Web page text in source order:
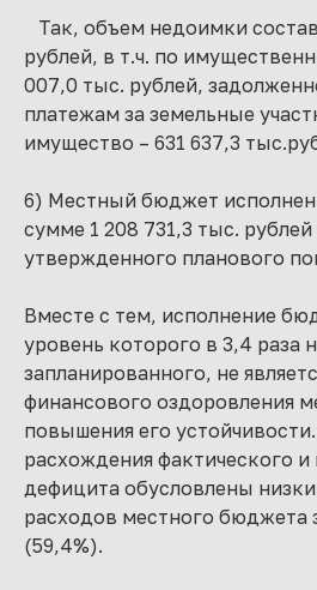
Так, объем недоимки
рублей, в т.ч. по
007,0 тыс. рублей,
платежам за земельные
имущество – 631 637,3
6) Местный бюджет
сумме 1 208 731,3 тыс. рублей
утвержденного планового
Вместе с тем, исполнение
уровень которого в 3,4 раза
запланированного, не
финансового оздоровления
повышения его
расхождения фактического и
дефицита обусловлены
расходов местного бюджета
(59,4%).